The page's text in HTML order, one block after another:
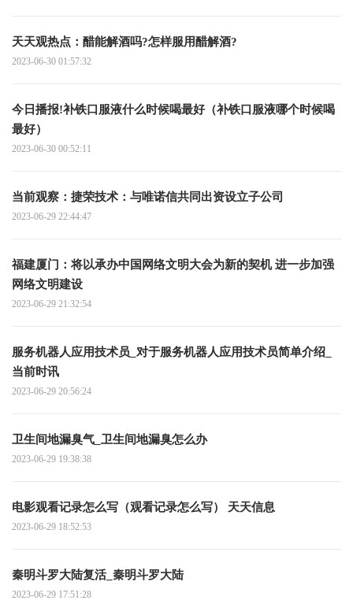
天天观热点：醋能解酒吗?怎样服用醋解酒?
2023-06-30 01:57:32
今日播报!补铁口服液什么时候喝最好（补铁口服液哪个时候喝
最好）
2023-06-30 00:52:11
当前观察：捷荣技术：与唯诺信共同出资设立子公司
2023-06-29 22:44:47
福建厦门：将以承办中国网络文明大会为新的契机 进一步加强
网络文明建设
2023-06-29 21:32:54
服务机器人应用技术员_对于服务机器人应用技术员简单介绍_
当前时讯
2023-06-29 20:56:24
卫生间地漏臭气_卫生间地漏臭怎么办
2023-06-29 19:38:38
电影观看记录怎么写（观看记录怎么写） 天天信息
2023-06-29 18:52:53
秦明斗罗大陆复活_秦明斗罗大陆
2023-06-29 17:51:28